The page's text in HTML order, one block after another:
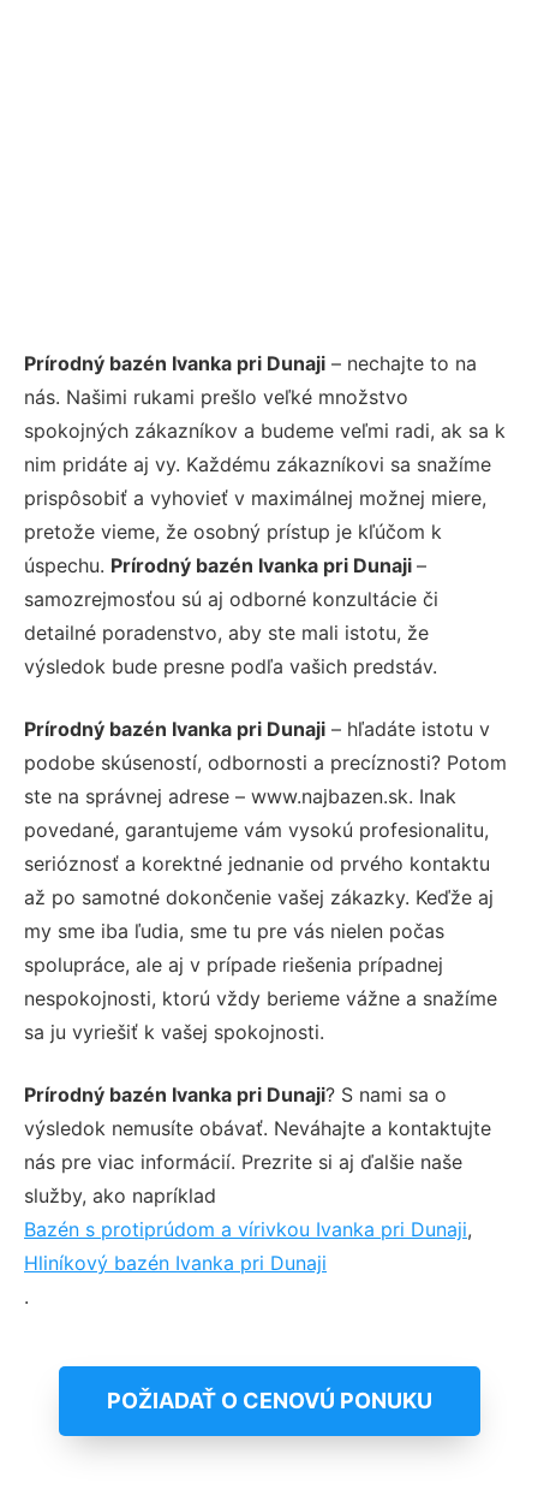
Prírodný bazén Ivanka pri Dunaji – nechajte to na
nás. Našimi rukami prešlo veľké množstvo
spokojných zákazníkov a budeme veľmi radi, ak sa k
nim pridáte aj vy. Každému zákazníkovi sa snažíme
prispôsobiť a vyhovieť v maximálnej možnej miere,
pretože vieme, že osobný prístup je kľúčom k
úspechu. Prírodný bazén Ivanka pri Dunaji –
samozrejmosťou sú aj odborné konzultácie či
detailné poradenstvo, aby ste mali istotu, že
výsledok bude presne podľa vašich predstáv.
Prírodný bazén Ivanka pri Dunaji – hľadáte istotu v
podobe skúseností, odbornosti a precíznosti? Potom
ste na správnej adrese – www.najbazen.sk. Inak
povedané, garantujeme vám vysokú profesionalitu,
serióznosť a korektné jednanie od prvého kontaktu
až po samotné dokončenie vašej zákazky. Keďže aj
my sme iba ľudia, sme tu pre vás nielen počas
spolupráce, ale aj v prípade riešenia prípadnej
nespokojnosti, ktorú vždy berieme vážne a snažíme
sa ju vyriešiť k vašej spokojnosti.
Prírodný bazén Ivanka pri Dunaji? S nami sa o
výsledok nemusíte obávať. Neváhajte a kontaktujte
nás pre viac informácií. Prezrite si aj ďalšie naše
služby, ako napríklad
Bazén s protiprúdom a vírivkou Ivanka pri Dunaji,
Hliníkový bazén Ivanka pri Dunaji
.
POŽIADAŤ O CENOVÚ PONUKU